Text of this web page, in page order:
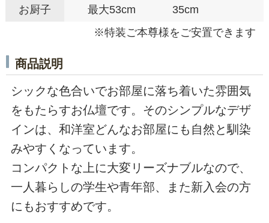
お厨子
最大53cm 35cm
※特装ご本尊様をご安置できます
商品説明
シックな色合いでお部屋に落ち着いた雰囲気
をもたらすお仏壇です。そのシンプルなデザ
インは、和洋室どんなお部屋にも自然と馴染
みやすくなっています。
コンパクトな上に大変リーズナブルなので、
一人暮らしの学生や青年部、また新入会の方
にもおすすめです。